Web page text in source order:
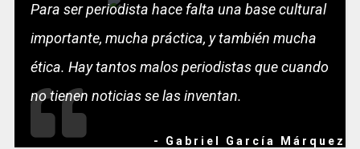
Para ser periodista hace falta una base cultural
importante, mucha práctica, y también mucha
ética. Hay tantos malos periodistas que cuando
no tienen noticias se las inventan.
- Gabriel García Márquez